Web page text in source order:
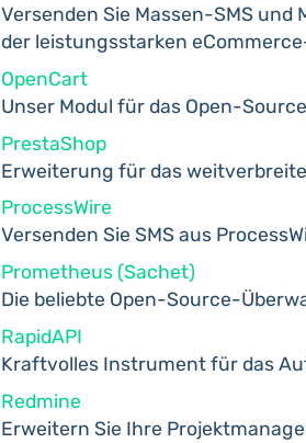
Versenden Sie Massen-SMS
der leistungsstarken
OpenCart
Unser Modul für das Open-
PrestaShop
Erweiterung für das
ProcessWire
Versenden Sie SMS aus
Prometheus (Sachet)
Die beliebte Open-Source-
RapidAPI
Kraftvolles Instrument für das
Redmine
Erweitern Sie Ihre